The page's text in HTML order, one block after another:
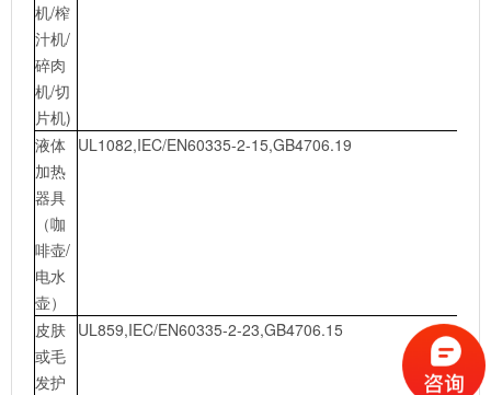
机/榨
汁机/
碎肉
机/切
片机)
液体
加热
器具
（咖
啡壶/
电水
壶）
UL1082,IEC/EN60335-2-15,GB4706.19
皮肤
或毛
发护
UL859,IEC/EN60335-2-23,GB4706.15